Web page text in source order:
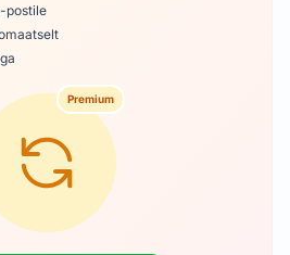
postile
Premium